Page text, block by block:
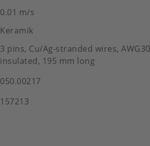
0.01 m/s
Keramik
3 pins, Cu/Ag-stranded wires,
insulated, 195 mm long
050.00217
157213